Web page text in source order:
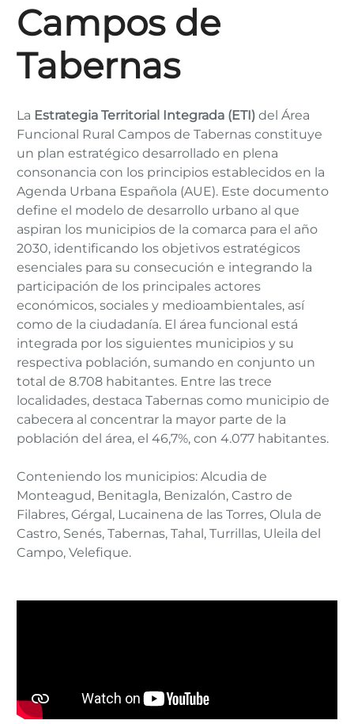
Campos de
Tabernas
La Estrategia Territorial Integrada (ETI) del Área
Funcional Rural Campos de Tabernas constituye
un plan estratégico desarrollado en plena
consonancia con los principios establecidos en la
Agenda Urbana Española (AUE). Este documento
define el modelo de desarrollo urbano al que
aspiran los municipios de la comarca para el año
2030, identificando los objetivos estratégicos
esenciales para su consecución e integrando la
participación de los principales actores
económicos, sociales y medioambientales, así
como de la ciudadanía. El área funcional está
integrada por los siguientes municipios y su
respectiva población, sumando en conjunto un
total de 8.708 habitantes. Entre las trece
localidades, destaca Tabernas como municipio de
cabecera al concentrar la mayor parte de la
población del área, el 46,7%, con 4.077 habitantes.
Conteniendo los municipios: Alcudia de
Monteagud, Benitagla, Benizalón, Castro de
Filabres, Gérgal, Lucainena de las Torres, Olula de
Castro, Senés, Tabernas, Tahal, Turrillas, Uleila del
Campo, Velefique.